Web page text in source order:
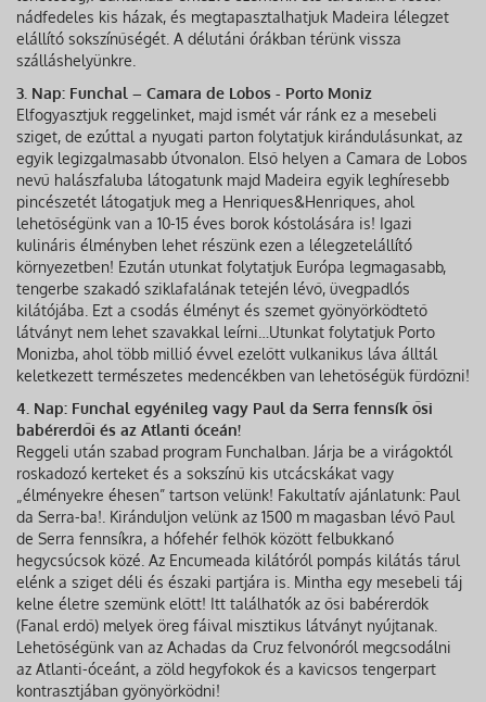
nádfedeles kis házak, és megtapasztalhatjuk Madeira lélegzet
elállító sokszínűségét. A délutáni órákban térünk vissza
szálláshelyünkre.
3. Nap: Funchal – Camara de Lobos - Porto Moniz
Elfogyasztjuk reggelinket, majd ismét vár ránk ez a mesebeli
sziget, de ezúttal a nyugati parton folytatjuk kirándulásunkat, az
egyik legizgalmasabb útvonalon. Első helyen a Camara de Lobos
nevű halászfaluba látogatunk majd Madeira egyik leghíresebb
pincészetét látogatjuk meg a Henriques&Henriques, ahol
lehetőségünk van a 10-15 éves borok kóstolására is! Igazi
kulináris élményben lehet részünk ezen a lélegzetelállító
környezetben! Ezután utunkat folytatjuk Európa legmagasabb,
tengerbe szakadó sziklafalának tetején lévő, üvegpadlós
kilátójába. Ezt a csodás élményt és szemet gyönyörködtető
látványt nem lehet szavakkal leírni…Utunkat folytatjuk Porto
Monizba, ahol több millió évvel ezelőtt vulkanikus láva álltál
keletkezett természetes medencékben van lehetőségük fürdőzni!
4. Nap: Funchal egyénileg vagy Paul da Serra fennsík ősi
babérerdői és az Atlanti óceán!
Reggeli után szabad program Funchalban. Járja be a virágoktól
roskadozó kerteket és a sokszínű kis utcácskákat vagy
„élményekre éhesen” tartson velünk! Fakultatív ajánlatunk: Paul
da Serra-ba!. Kiránduljon velünk az 1500 m magasban lévő Paul
de Serra fennsíkra, a hófehér felhők között felbukkanó
hegycsúcsok közé. Az Encumeada kilátóról pompás kilátás tárul
elénk a sziget déli és északi partjára is. Mintha egy mesebeli táj
kelne életre szemünk előtt! Itt találhatók az ősi babérerdők
(Fanal erdő) melyek öreg fáival misztikus látványt nyújtanak.
Lehetőségünk van az Achadas da Cruz felvonóról megcsodálni
az Atlanti-óceánt, a zöld hegyfokok és a kavicsos tengerpart
kontrasztjában gyönyörködni!